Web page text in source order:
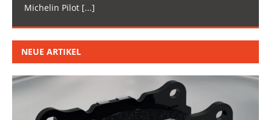
Michelin Pilot [...]
NEUE ARTIKEL